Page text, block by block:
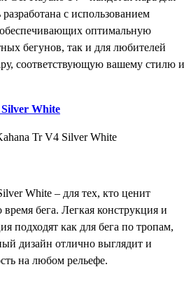
с использованием
оптимальную
бегунов, так и для любителей
соответствующую вашему стилю и
White
White – для тех, кто ценит
бега. Легкая конструкция и
подходят как для бега по тропам,
дизайн отлично выглядит и
на любом рельефе.